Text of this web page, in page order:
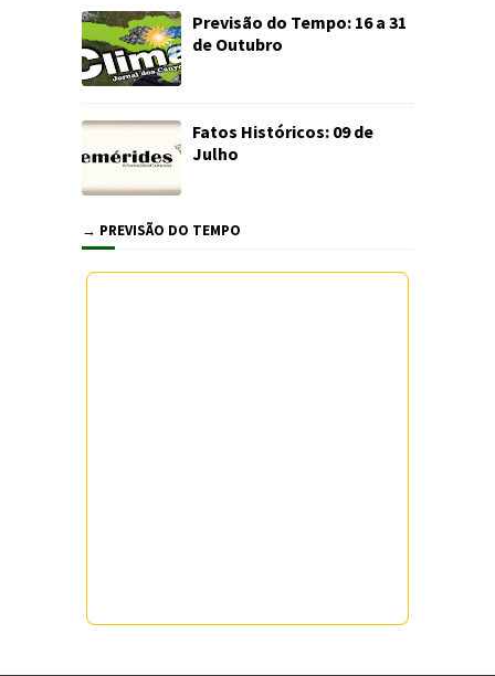
Previsão do Tempo: 16 a 31
de Outubro
Fatos Históricos: 09 de
Julho
→ PREVISÃO DO TEMPO